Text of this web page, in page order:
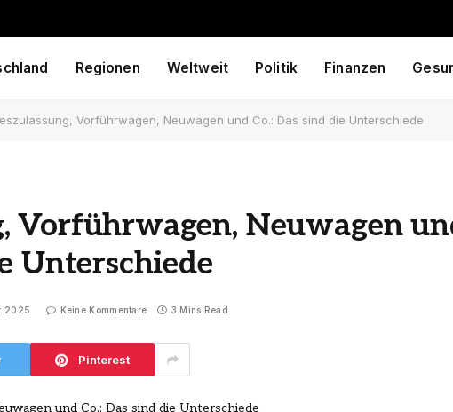
Regionen Weltweit Politik Finanzen
Vorführwagen, Neuwagen und Co.: Das sind die Unterschiede
Vorführwagen, Neuwagen
Unterschiede
2025 Keine Kommentare 3 Mins Read
Pinterest